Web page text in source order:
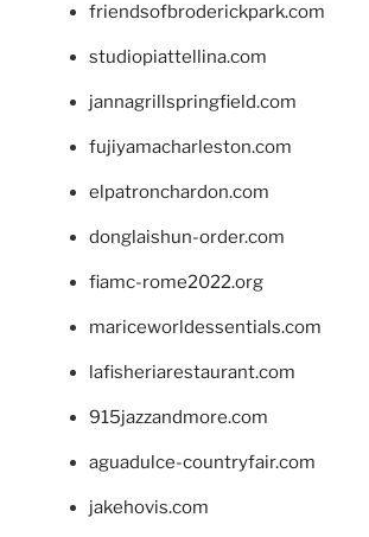
friendsofbroderickpark.com
studiopiattellina.com
jannagrillspringfield.com
fujiyamacharleston.com
elpatronchardon.com
donglaishun-order.com
fiamc-rome2022.org
mariceworldessentials.com
lafisheriarestaurant.com
915jazzandmore.com
aguadulce-countryfair.com
jakehovis.com